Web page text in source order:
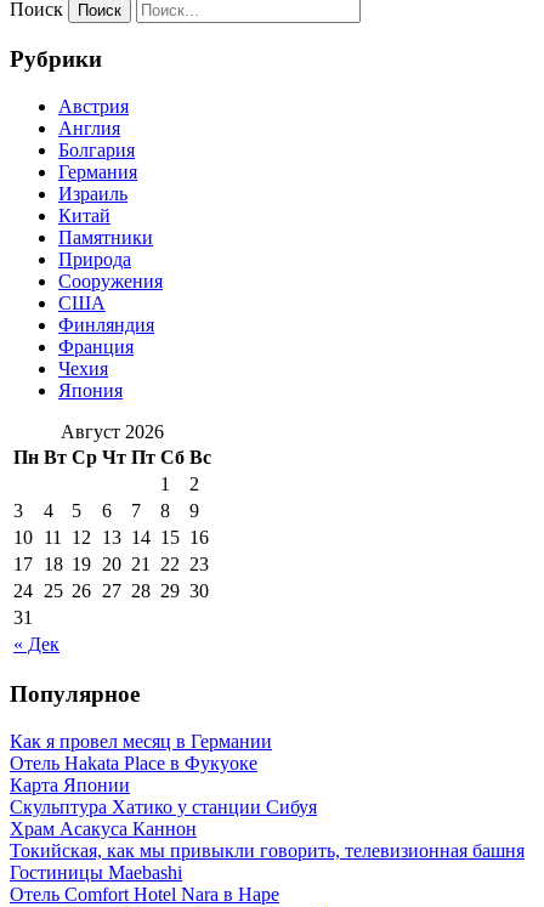
Поиск
Рубрики
Австрия
Англия
Болгария
Германия
Израиль
Китай
Памятники
Природа
Сооружения
США
Финляндия
Франция
Чехия
Япония
Август 2026
Пн Вт Ср Чт Пт Сб Вс
« Дек
1
2
3
4 5 6 7 8
9
10 11 12 13 14 15 16
17 18 19 20 21 22 23
24 25 26 27 28 29 30
31
Популярное
Как я провел месяц в Германии
Отель Hakata Place в Фукуоке
Карта Японии
Скульптура Хатико у станции Сибуя
Храм Асакуса Каннон
Токийская, как мы привыкли говорить, телевизионная башня
Гостиницы Maebashi
Отель Comfort Hotel Nara в Наре